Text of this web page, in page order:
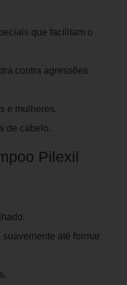
que facilitam o
contra agressões
e mulheres.
de cabelo.
Pilexil
até formar